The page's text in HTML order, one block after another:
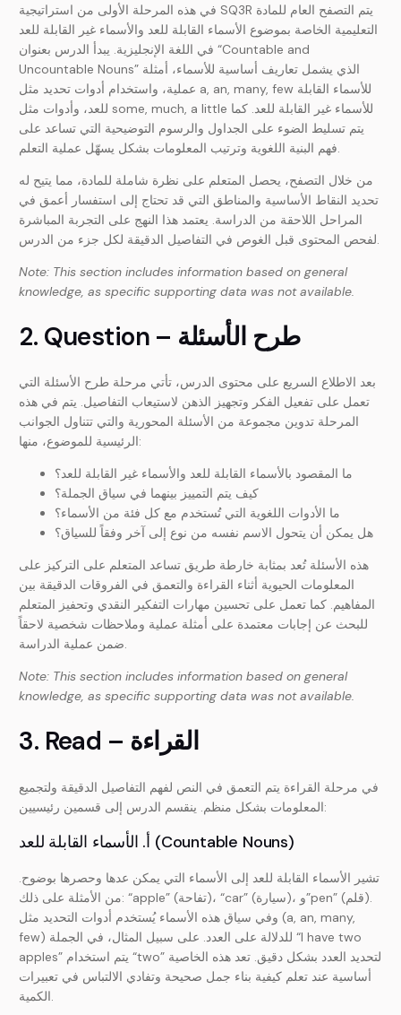
في هذه المرحلة الأولى من استراتيجية SQ3R يتم التصفح العام للمادة
التعليمية الخاصة بموضوع الأسماء القابلة للعد والأسماء غير القابلة للعد
في اللغة الإنجليزية. يبدأ الدرس بعنوان “Countable and
Uncountable Nouns” الذي يشمل تعاريف أساسية للأسماء، أمثلة
عملية، واستخدام أدوات تحديد مثل a, an, many, few للأسماء القابلة
للعد، وأدوات مثل some, much, a little للأسماء غير القابلة للعد. كما
يتم تسليط الضوء على الجداول والرسوم التوضيحية التي تساعد على
فهم البنية اللغوية وترتيب المعلومات بشكل يسهّل عملية التعلم.
من خلال التصفح، يحصل المتعلم على نظرة شاملة للمادة، مما يتيح له
تحديد النقاط الأساسية والمناطق التي قد تحتاج إلى استفسار أعمق في
المراحل اللاحقة من الدراسة. يعتمد هذا النهج على التجربة المباشرة
لفحص المحتوى قبل الغوص في التفاصيل الدقيقة لكل جزء من الدرس.
Note: This section includes information based on general
knowledge, as specific supporting data was not available.
2. Question – طرح الأسئلة
بعد الاطلاع السريع على محتوى الدرس، تأتي مرحلة طرح الأسئلة التي
تعمل على تفعيل الفكر وتجهيز الذهن لاستيعاب التفاصيل. يتم في هذه
المرحلة تدوين مجموعة من الأسئلة المحورية والتي تتناول الجوانب
الرئيسية للموضوع، منها:
ما المقصود بالأسماء القابلة للعد والأسماء غير القابلة للعد؟
كيف يتم التمييز بينهما في سياق الجملة؟
ما الأدوات اللغوية التي تُستخدم مع كل فئة من الأسماء؟
هل يمكن أن يتحول الاسم نفسه من نوع إلى آخر وفقاً للسياق؟
هذه الأسئلة تُعد بمثابة خارطة طريق تساعد المتعلم على التركيز على
المعلومات الحيوية أثناء القراءة والتعمق في الفروقات الدقيقة بين
المفاهيم. كما تعمل على تحسين مهارات التفكير النقدي وتحفيز المتعلم
للبحث عن إجابات معتمدة على أمثلة عملية وملاحظات شخصية لاحقاً
ضمن عملية الدراسة.
Note: This section includes information based on general
knowledge, as specific supporting data was not available.
3. Read – القراءة
في مرحلة القراءة يتم التعمق في النص لفهم التفاصيل الدقيقة ولتجميع
المعلومات بشكل منظم. ينقسم الدرس إلى قسمين رئيسيين:
أ. الأسماء القابلة للعد (Countable Nouns)
تشير الأسماء القابلة للعد إلى الأسماء التي يمكن عدها وحصرها بوضوح.
من الأمثلة على ذلك: “apple” (تفاحة)، “car” (سيارة)، و”pen” (قلم).
وفي سياق هذه الأسماء يُستخدم أدوات التحديد مثل (a, an, many,
few) للدلالة على العدد. على سبيل المثال، في الجملة “I have two
apples” يتم استخدام “two” لتحديد العدد بشكل دقيق. تعد هذه الخاصية
أساسية عند تعلم كيفية بناء جمل صحيحة وتفادي الالتباس في تعبيرات
الكمية.